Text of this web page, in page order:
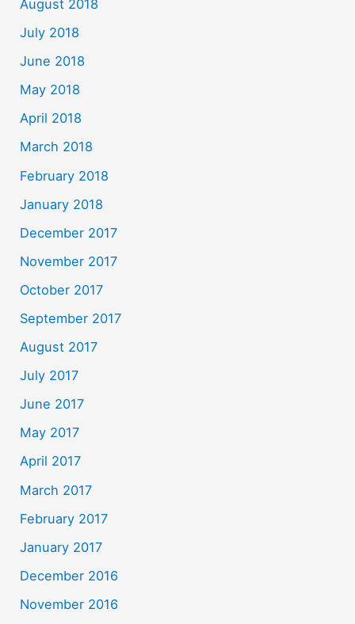
August 2018
July 2018
June 2018
May 2018
April 2018
March 2018
February 2018
January 2018
December 2017
November 2017
October 2017
September 2017
August 2017
July 2017
June 2017
May 2017
April 2017
March 2017
February 2017
January 2017
December 2016
November 2016